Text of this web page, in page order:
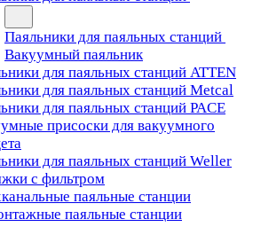
Паяльники для паяльных станций
Вакуумный паяльник
для паяльных станций ATTEN
для паяльных станций Metcal
для паяльных станций PACE
присоски для вакуумного
для паяльных станций Weller
с фильтром
паяльные станции
паяльные станции